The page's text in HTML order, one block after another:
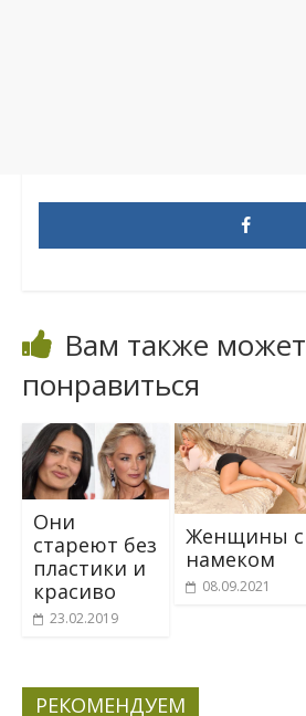
Вам также может
понравиться
Они
стареют без
пластики и
красиво
23.02.2019
Женщины с
намеком
08.09.2021
РЕКОМЕНДУЕМ